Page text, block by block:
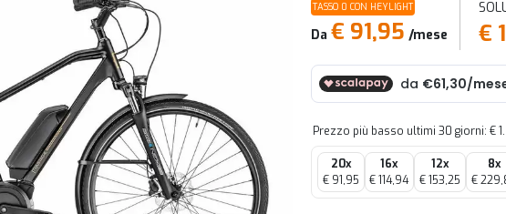
TASSO 0 CON HEYLIGHT
Da € 91,95 /mese €
Prezzo più basso ultimi 30 giorni: €
20x
€ 91,95
16x
€ 114,94
12x
€ 153,25
8x
€